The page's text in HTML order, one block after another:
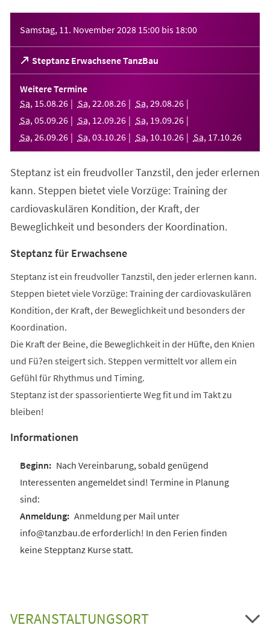
Samstag, 11. November 2028 15:00 bis 18:00
Steptanz Erwachsene TanzBau
(Öffnet
in
einem
neuen
Tab)
Weitere Termine
Sa, 15.08.26 Sa, 22.08.26 Sa, 29.08.26
Sa, 05.09.26 Sa, 12.09.26 Sa, 19.09.26
Sa, 26.09.26 Sa, 03.10.26 Sa, 10.10.26 Sa, 17.10.26
Steptanz ist ein freudvoller Tanzstil, den jeder erlernen
kann. Steppen bietet viele Vorzüge: Training der
cardiovaskulären Kondition, der Kraft, der
Beweglichkeit und besonders der Koordination.
Steptanz für Erwachsene
Steptanz ist ein freudvoller Tanzstil, den jeder erlernen kann.
Steppen bietet viele Vorzüge: Training der cardiovaskulären
Kondition, der Kraft, der Beweglichkeit und besonders der
Koordination.
Die Kraft der Beine, die Beweglichkeit in der Hüfte, den Knien
und Fü?en steigert sich. Steppen vermittelt vor allem ein
Gefühl für Rhythmus und Timing.
Steptanz ist der spassorientierte Weg fit und im Takt zu
bleiben!
Informationen
Nach Vereinbarung, sobald genügend
Interessenten angemeldet sind! Termine in Planung
sind:
Anmeldung per Mail unter
info@tanzbau.de erforderlich! In den Ferien finden
keine Stepptanz Kurse statt.
VERANSTALTUNGSORT